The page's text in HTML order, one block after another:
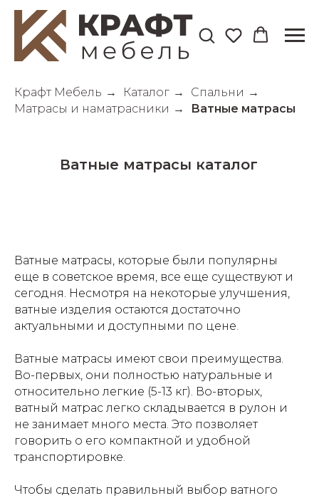
Крафт Мебель → Каталог → Спальни →
Матрасы и наматрасники → Ватные матрасы
Ватные матрасы каталог
Ватные матрасы, которые были популярны
еще в советское время, все еще существуют и
сегодня. Несмотря на некоторые улучшения,
ватные изделия остаются достаточно
актуальными и доступными по цене.
Ватные матрасы имеют свои преимущества.
Во-первых, они полностью натуральные и
относительно легкие (5-13 кг). Во-вторых,
ватный матрас легко складывается в рулон и
не занимает много места. Это позволяет
говорить о его компактной и удобной
транспортировке.
Чтобы сделать правильный выбор ватного